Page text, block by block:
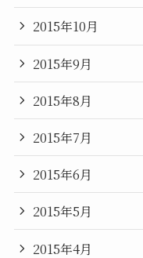
2015年10月
2015年9月
2015年8月
2015年7月
2015年6月
2015年5月
2015年4月